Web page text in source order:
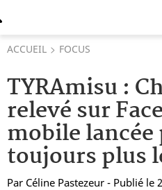
ACCUEIL FOCUS
TYRAmisu :
relevé sur
mobile
toujours plus
Par Céline Pastezeur - Publié le